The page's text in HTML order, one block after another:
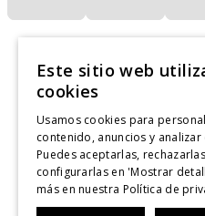
Legal
Cuenta
Este sitio web
cookies
Usamos cookies para
contenido, anuncios y analizar
Puedes aceptarlas,
configurarlas en 'Mostrar
más en nuestra Política de